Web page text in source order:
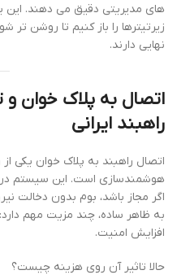
های مدیریتی دقیق می دهند. این
زیرتیترها را باز کنیم تا روشن
نهایی دارند.
اتصال به پلاک خوان و
راهبند ایرانی
اتصال راهبند به پلاک خوان یکی
هوشمندسازی است. این سیستم
اگر مجاز باشد، بوم بدون دخالت
به ظاهر ساده، چند مزیت مهم
افزایش امنیت.
حالا تاثیر آن روی هزینه چیست؟